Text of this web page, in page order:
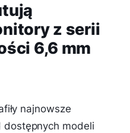
z serii
6,6 mm
najnowsze
dostępnych modeli